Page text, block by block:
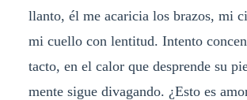
llanto, él me acaricia los brazos, mi
mi cuello con lentitud. Intento
tacto, en el calor que desprende su
mente sigue divagando. ¿Esto es